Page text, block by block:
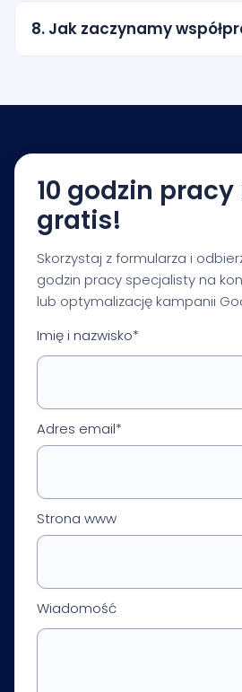
miasto, promień wokół
obszary obsługi. Zakres
8. Jak zaczynamy
rekomendacje dotyczące
optymalizacji.
10 godzin
gratis!
Skorzystaj z formularza i
godzin pracy specjalisty na
lub optymalizację kampanii
Imię i nazwisko*
Adres email*
Strona www
Wiadomość